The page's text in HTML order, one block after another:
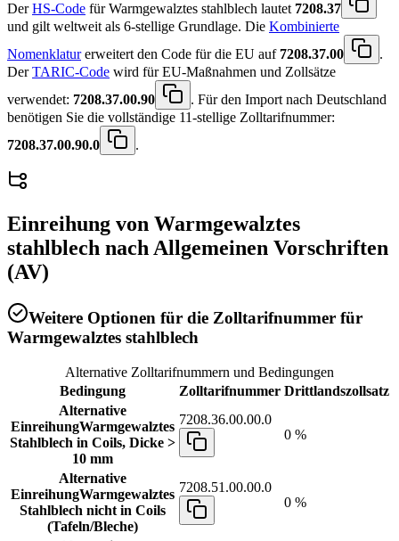
DerHS-Code für Warmgewalztes stahlblech lautet 7208.37
und gilt weltweit als 6-stellige Grundlage. Die Kombinierte
Nomenklaturerweitert den Code für die EU auf 7208.37.00
.
DerTARIC-Code wird für EU-Maßnahmen und Zollsätze
verwendet: 7208.37.00.90
. Für den Import nach Deutschland
benötigen Sie die vollständige 11-stellige Zolltarifnummer:
7208.37.00.90.0
.
Einreihung von Warmgewalztes
stahlblech nach Allgemeinen Vorschriften
(AV)
Weitere Optionen für die Zolltarifnummer für
Warmgewalztes stahlblech
Alternative Zolltarifnummern und Bedingungen
Bedingung
Zolltarifnummer Drittlandszollsatz
Alternative
EinreihungWarmgewalztes
Stahlblech in Coils, Dicke >
10 mm
7208.36.00.00.0
0 %
Alternative
EinreihungWarmgewalztes
Stahlblech nicht in Coils
(Tafeln/Bleche)
7208.51.00.00.0
0 %